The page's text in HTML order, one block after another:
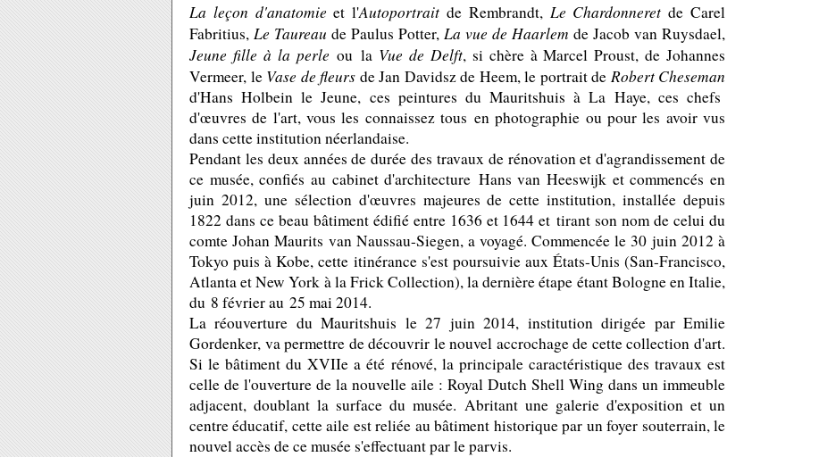
La leçon d'anatomie et l'Autoportrait de Rembrandt, Le Chardonneret de Carel
Fabritius, Le Taureau de Paulus Potter, La vue de Haarlem de Jacob van Ruysdael,
Jeune fille à la perle ou la Vue de Delft, si chère à Marcel Proust, de Johannes
Vermeer, le Vase de fleurs de Jan Davidsz de Heem, le portrait de Robert Cheseman
d'Hans Holbein le Jeune, ces peintures du Mauritshuis à La Haye, ces chefs
d'œuvres de l'art, vous les connaissez tous en photographie ou pour les avoir vus
dans cette institution néerlandaise.
Pendant les deux années de durée des travaux de rénovation et d'agrandissement de
ce musée, confiés au cabinet d'architecture Hans van Heeswijk et commencés en
juin 2012, une sélection d'œuvres majeures de cette institution, installée depuis
1822 dans ce beau bâtiment édifié entre 1636 et 1644 et tirant son nom de celui du
comte Johan Maurits van Naussau-Siegen, a voyagé. Commencée le 30 juin 2012 à
Tokyo puis à Kobe, cette itinérance s'est poursuivie aux États-Unis (San-Francisco,
Atlanta et New York à la Frick Collection), la dernière étape étant Bologne en Italie,
du 8 février au 25 mai 2014.
La réouverture du Mauritshuis le 27 juin 2014, institution dirigée par Emilie
Gordenker, va permettre de découvrir le nouvel accrochage de cette collection d'art.
Si le bâtiment du XVIIe a été rénové, la principale caractéristique des travaux est
celle de l'ouverture de la nouvelle aile : Royal Dutch Shell Wing dans un immeuble
adjacent, doublant la surface du musée. Abritant une galerie d'exposition et un
centre éducatif, cette aile est reliée au bâtiment historique par un foyer souterrain, le
nouvel accès de ce musée s'effectuant par le parvis.